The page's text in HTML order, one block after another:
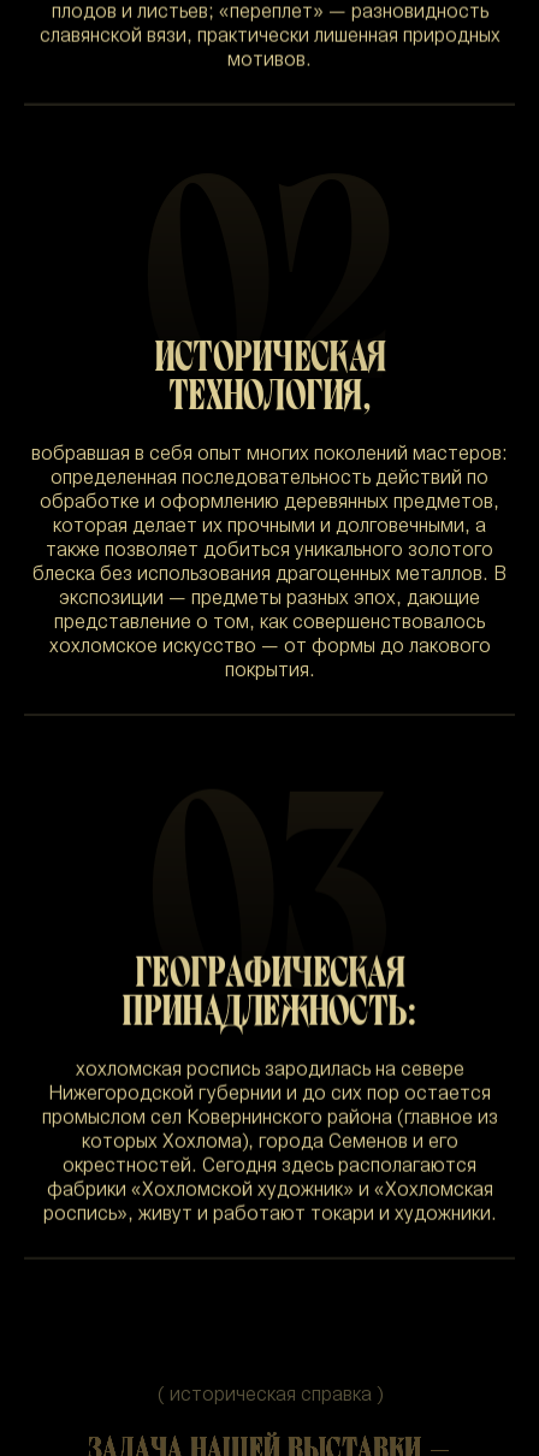
02
ИСТОРИЧЕСКАЯ
ТЕХНОЛОГИЯ,
вобравшая в себя опыт многих поколений мастеров:
определенная последовательность действий по
обработке и оформлению деревянных предметов,
которая делает их прочными и долговечными, а
также позволяет добиться уникального золотого
блеска без использования драгоценных металлов. В
экспозиции — предметы разных эпох, дающие
представление о том, как совершенствовалось
хохломское искусство — от формы до лакового
покрытия.
плодов и листьев; «переплет» — разновидность
славянской вязи, практически лишенная природных
мотивов.
03
ГЕОГРАФИЧЕСКАЯ
ПРИНАДЛЕЖНОСТЬ:
хохломская роспись зародилась на севере
Нижегородской губернии и до сих пор остается
промыслом сел Ковернинского района (главное из
которых Хохлома), города Семенов и его
окрестностей. Сегодня здесь располагаются
фабрики «Хохломской художник» и «Хохломская
роспись», живут и работают токари и художники.
( историческая справка )